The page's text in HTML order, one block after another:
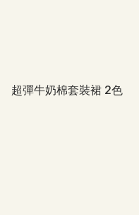
超彈牛奶棉套裝裙 2色